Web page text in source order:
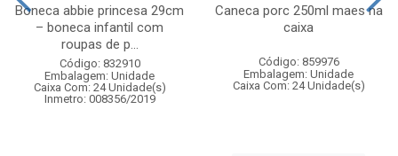
Boneca abbie princesa 29cm
– boneca infantil com
roupas de p...
Código: 832910
Embalagem: Unidade
Caixa Com: 24 Unidade(s)
Inmetro: 008356/2019
Caneca porc 250ml maes na
caixa
Código: 859976
Embalagem: Unidade
Caixa Com: 24 Unidade(s)